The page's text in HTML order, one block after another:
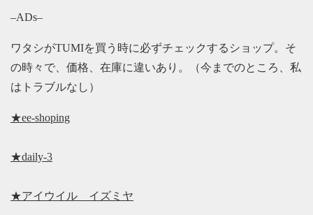
–ADs–
ワタシがTUMIを買う時に必ずチェックするショップ。そ
の時々で、価格、在庫に違いあり。（今までのところ、私
はトラブルなし）
★ee-shoping
★daily-3
★アイウイル イズミヤ